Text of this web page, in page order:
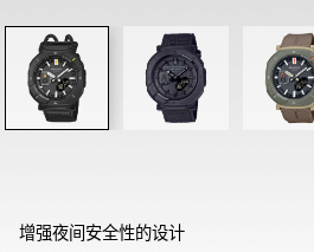
增强夜间安全性的设计